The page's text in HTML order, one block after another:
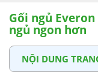
Gối ngủ
ngủ ngon hơn
NỘI DUNG